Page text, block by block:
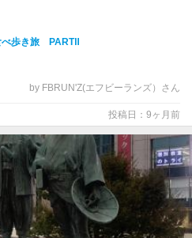
歩き旅 PARTⅡ
by FBRUN'Z(エフビーランズ）さん
投稿日：9ヶ月前